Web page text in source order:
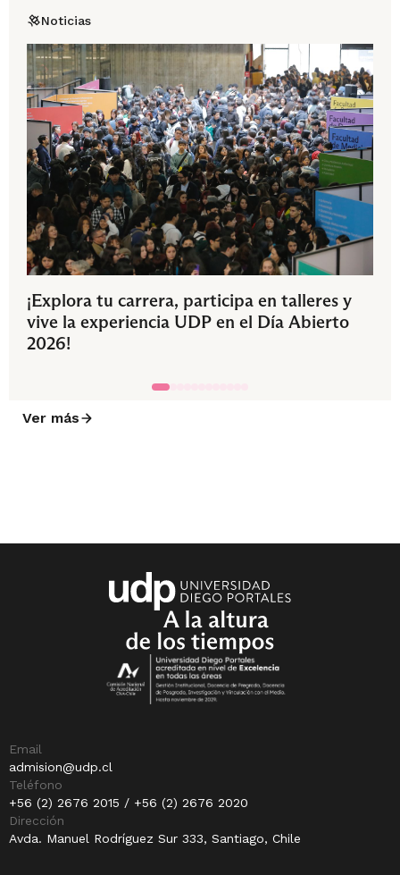
Noticias
¡Explora tu carrera, participa en talleres y
vive la experiencia UDP en el Día Abierto
2026!
Ver más
Email
admision@udp.cl
Teléfono
+56 (2) 2676 2015 / +56 (2) 2676 2020
Dirección
Avda. Manuel Rodríguez Sur 333, Santiago, Chile